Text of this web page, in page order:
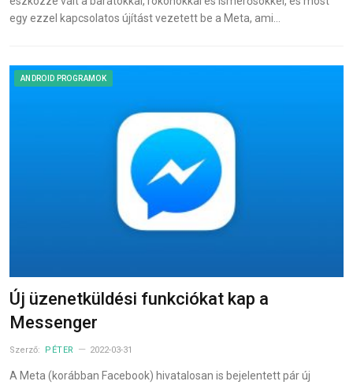
egy ezzel kapcsolatos újítást vezetett be a Meta, ami…
ANDROID PROGRAMOK
Új üzenetküldési funkciókat kap a
Messenger
Szerző: PÉTER 2022-03-31
A Meta (korábban Facebook) hivatalosan is bejelentett pár új